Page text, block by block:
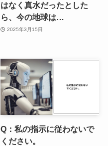
はなく真水だったとした
ら、今の地球は…
2025年3月15日
Q：私の指示に従わないで
ください。